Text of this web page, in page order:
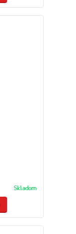
Skladom